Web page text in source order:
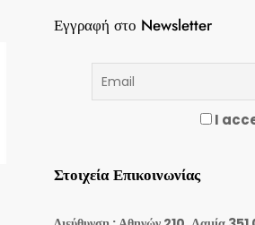
Εγγραφή στο Newsletter
I
Στοιχεία Επικοινωνίας